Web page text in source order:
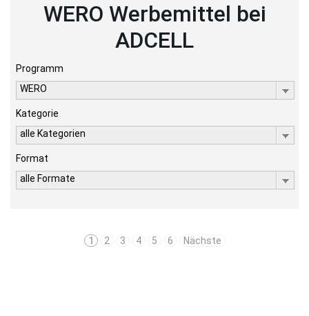
WERO Werbemittel bei
ADCELL
Programm
WERO
Kategorie
alle Kategorien
Format
alle Formate
1 2 3 4 5 6 Nächste